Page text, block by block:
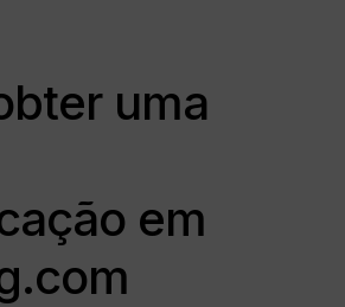
uma
em